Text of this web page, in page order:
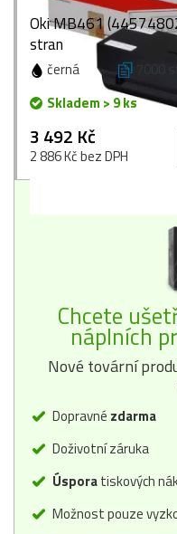
Oki MB461
stran
černá
Skladem > 9 ks
3 492 Kč
2 886 Kč bez DPH
Chcete
náplních
Nové tovární
Dopravné zdarma
Doživotní záruka
Úsporatiskových
Možnost pouze